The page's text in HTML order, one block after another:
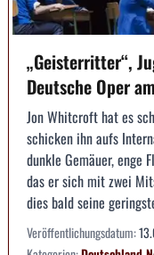
„Geisterritter“,
Deutsche Oper
Jon Whitcroft hat es
schicken ihn aufs
dunkle Gemäuer, enge
das er sich mit zwei
dies bald seine
Veröffentlichungsdatum: